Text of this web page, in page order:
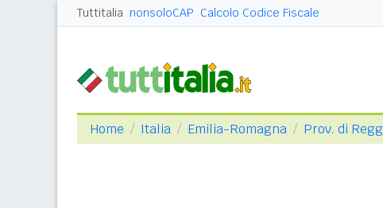
Tuttitalia nonsoloCAP Calcolo Codice Fiscale
Home Italia Emilia-Romagna Prov. di